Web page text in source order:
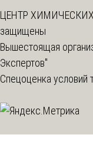
ЦЕНТР ХИМИЧЕСКИХ
защищены
Вышестоящая
Экспертов"
Спецоценка условий